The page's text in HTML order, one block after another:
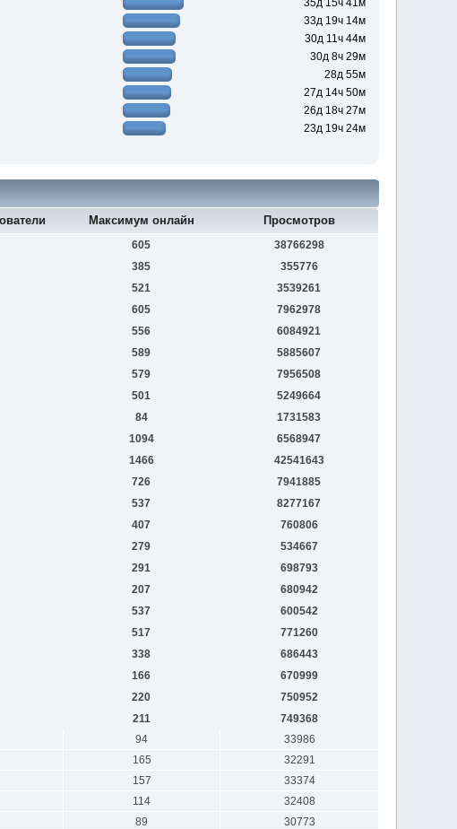
35д 15ч 41м
33д 19ч 14м
30д 11ч 44м
30д 8ч 29м
28д 55м
27д 14ч 50м
26д 18ч 27м
23д 19ч 24м
Максимум онлайн Просмотров
605
38766298
385
355776
521
3539261
605
7962978
556
6084921
589
5885607
579
7956508
501
5249664
84
1731583
1094
6568947
1466
42541643
726
7941885
537
8277167
407
760806
279
534667
291
698793
207
680942
537
600542
517
771260
338
686443
166
670999
220
750952
211
749368
94
33986
165
32291
157
33374
114
32408
89
30773